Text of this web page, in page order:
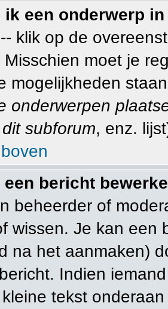
ik een onderwerp
klik op de
moet je
mogelijkheden
onderwerpen
subforum, enz.
een bericht
beheerder of
wissen. Je kan een
na het aanmaken)
Indien
tekst